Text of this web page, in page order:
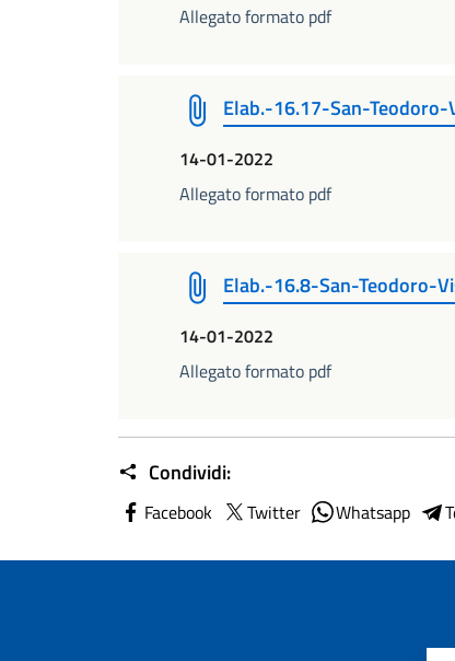
Allegato formato pdf
Elab.-16.17-San-
14-01-2022
Allegato formato pdf
Elab.-16.8-San-Teodoro-
14-01-2022
Allegato formato pdf
Condividi:
Facebook Twitter Whatsapp